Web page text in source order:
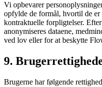
Vi opbevarer
opfylde de formål, hvortil de
kontraktuelle forpligtelser.
anonymiseres dataene,
ved lov eller for at beskytte
9.
Brugerne har følgende